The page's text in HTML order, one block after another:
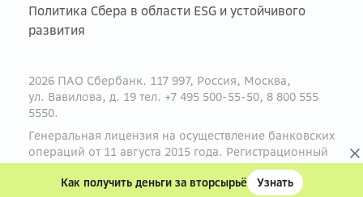
Политика Сбера в области ESG и устойчивого
развития
2026 ПАО Сбербанк. 117 997, Россия, Москва,
ул. Вавилова, д. 19 тел. +7 495 500-55-50, 8 800 555
5550.
Генеральная лицензия на осуществление банковских
операций от 11 августа 2015 года. Регистрационный
номер — 1481.sberbank.ru
Как получить деньги за вторсырьё Узнать